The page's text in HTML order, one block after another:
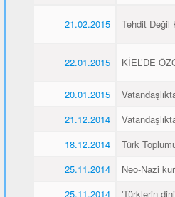
21.02.2015 Tehdit Değil
22.01.2015 KİEL’DE
20.01.2015
21.12.2014
18.12.2014
Türk
25.11.2014
Neo-Nazi
25.11.2014
'Türklerin